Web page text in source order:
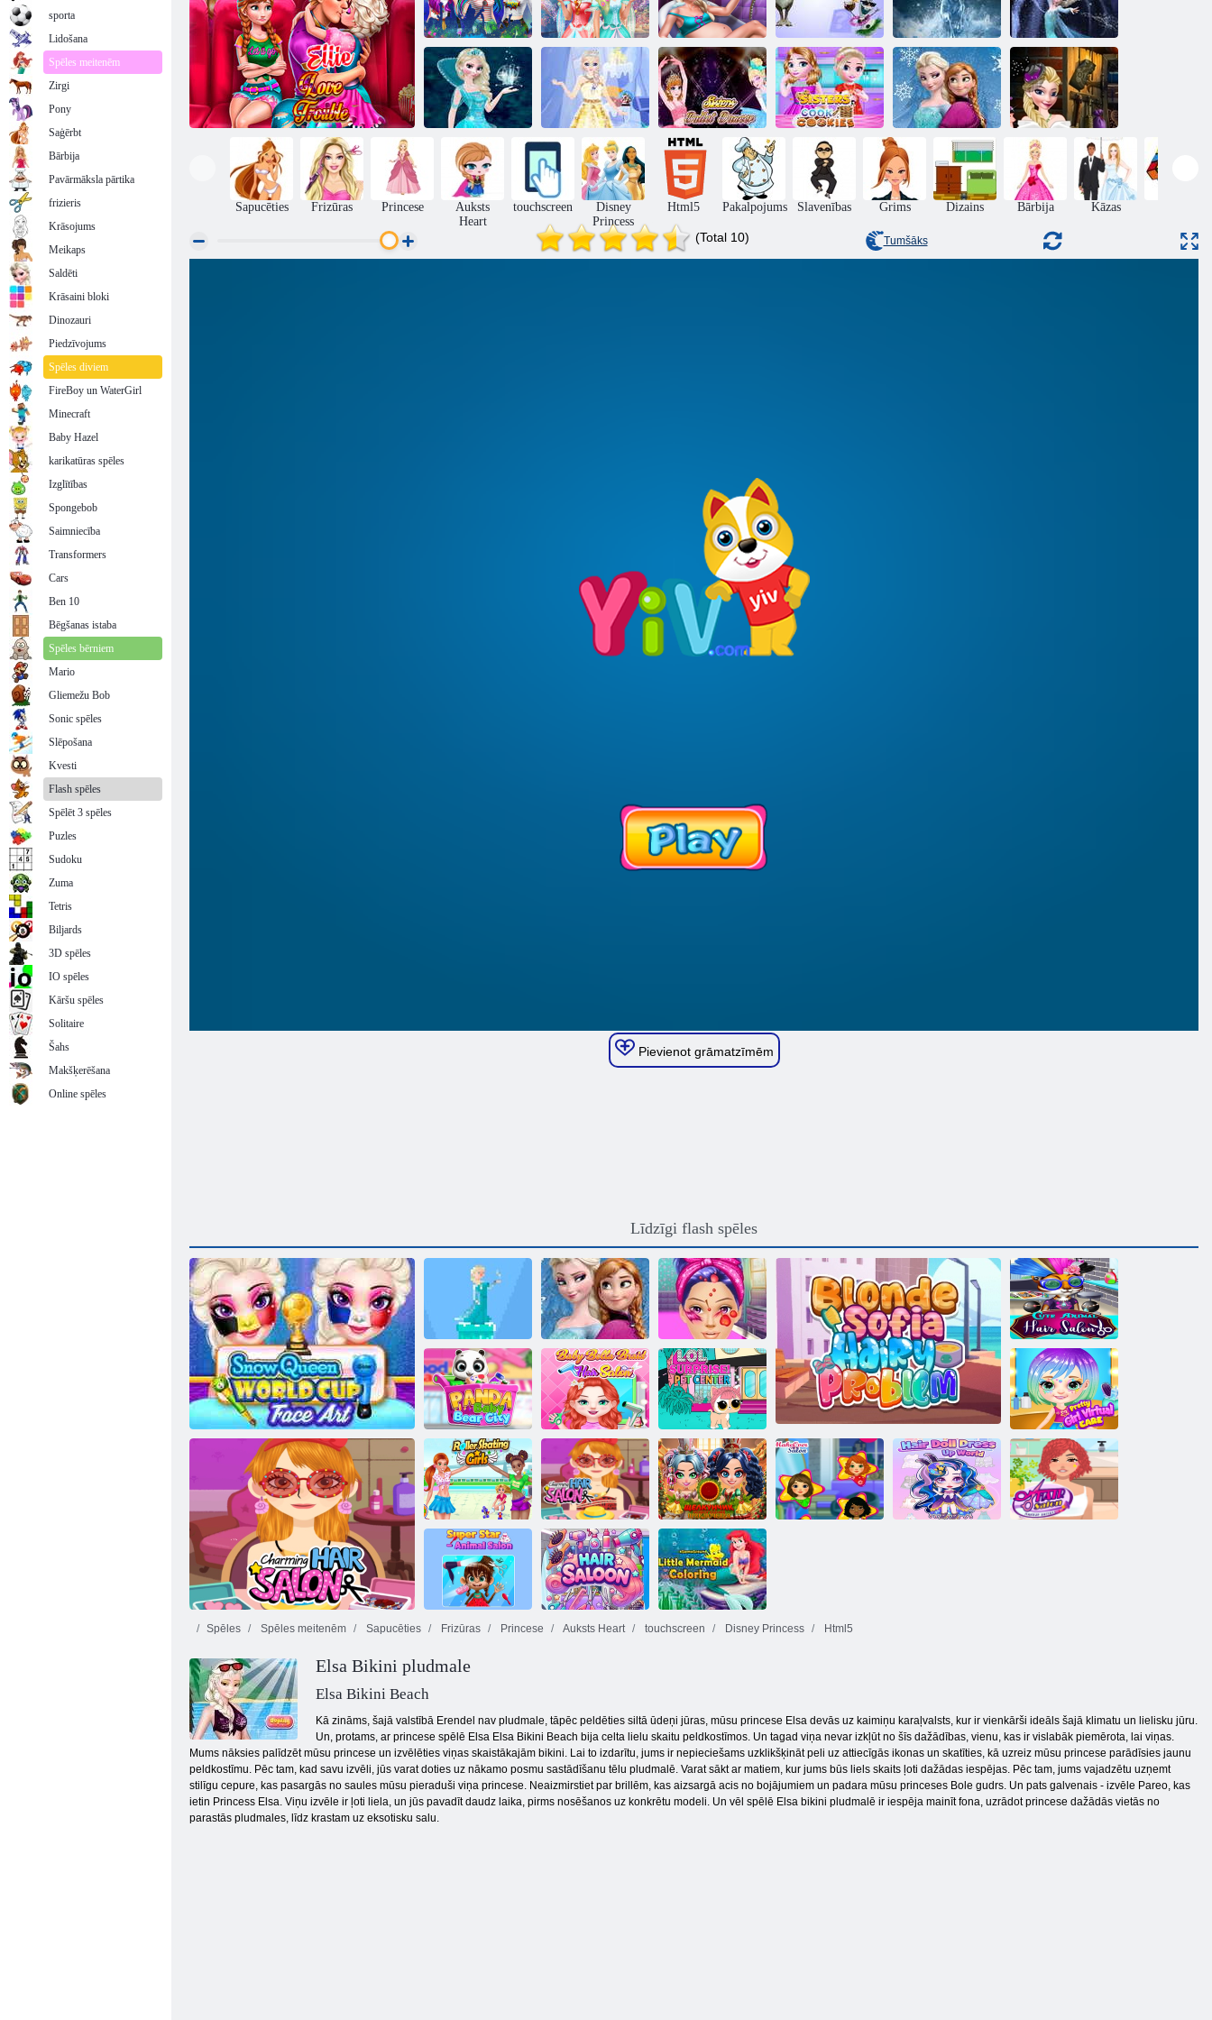
Princeses 3
Pavasara svētki
Anna un Elsa
makeover
Grūtnieces Ice
Queen Bath
Care
Saldēta atmiņas
kartes spēle
Spēlējiet Frozen
Sweet Matching
spēli
Spēlējiet Elsa
Sweet Matching
spēli
Saldēta Elza
Dressup
Saldētā princese
2
Māsas
baletdejotājas
Māsas gatavo
cepumus
Elzas un Annas
nelietis stils
Princešu
Helovīna
kostīmi
Sapucēties Frizūras Princese
Auksts
Heart
touchscreen
Disney
Princess
Html5 Pakalpojums Slavenības Grims Dizains Bārbija Kāzas
(Total 10) Tumšāks
Pievienot grāmatzīmēm
Līdzīgi flash spēles
Sniega karalienes Pasaules kausa sejas
māksla
Saldēts lēciens
Disneja saldētais
Olafs
Ledus karalienes
doktore
Jauks dzīvnieku
frizētava
Panda Baby
Bear City
Baby Bella
Braid matu
salons
Burvīgs frizētava
LOL
pārsteiguma
mājdzīvnieku
centrs
Skaistu meiteņu
virtuālā aprūpe
Skrituļslidošanas
meitenes
Burvīgs
frizētava
Riekstkodis
Jaungada
piedzīvojumi
Superzvaigzne -
dzīvnieku salons
Spēles Spēles meitenēm Sapucēties Frizūras Princese Auksts Heart touchscreen Disney Princess Html5
Elsa Bikini pludmale
Elsa Bikini Beach
Kā zināms, šajā valstībā Erendel nav pludmale, tāpēc peldēties siltā ūdeņi jūras, mūsu princese Elsa devās uz kaimiņu karaļvalsts, kur ir vienkārši ideāls šajā klimatu un lielisku jūru.
Un, protams, ar princese spēlē Elsa Elsa Bikini Beach bija celta lielu skaitu peldkostīmos. Un tagad viņa nevar izkļūt no šīs dažādības, vienu, kas ir vislabāk piemērota, lai viņas.
Mums nāksies palīdzēt mūsu princese un izvēlēties viņas skaistākajām bikini. Lai to izdarītu, jums ir nepieciešams uzklikšķināt peli uz attiecīgās ikonas un skatīties, kā uzreiz mūsu princese parādīsies jaunu
peldkostīmu. Pēc tam, kad savu izvēli, jūs varat doties uz nākamo posmu sastādīšanu tēlu pludmalē. Varat sākt ar matiem, kur jums būs liels skaits ļoti dažādas iespējas. Pēc tam, jums vajadzētu uzņemt
stilīgu cepure, kas pasargās no saules mūsu pieraduši viņa princese. Neaizmirstiet par brillēm, kas aizsargā acis no bojājumiem un padara mūsu princeses Bole gudrs. Un pats galvenais - izvēle Pareo, kas
ietin Princess Elsa. Viņu izvēle ir ļoti liela, un jūs pavadīt daudz laika, pirms nosēšanos uz konkrētu modeli. Un vēl spēlē Elsa bikini pludmalē ir iespēja mainīt fona, uzrādot princese dažādās vietās no
parastās pludmales, līdz krastam uz eksotisku salu.
sporta
Lidošana
Spēles meitenēm
Zirgi
Pony
Saģērbt
Bārbija
Pavārmāksla pārtika
frizieris
Krāsojums
Meikaps
Saldēti
Krāsaini bloki
Dinozauri
Piedzīvojums
Spēles diviem
FireBoy un WaterGirl
Minecraft
Baby Hazel
karikatūras spēles
Izglītības
Spongebob
Saimniecība
Transformers
Cars
Ben 10
Bēgšanas istaba
Spēles bērniem
Mario
Gliemežu Bob
Sonic spēles
Slēpošana
Kvesti
Flash spēles
Spēlēt 3 spēles
Puzles
Sudoku
Zuma
Tetris
Biljards
3D spēles
IO spēles
Kāršu spēles
Solitaire
Šahs
Makšķerēšana
Online spēles